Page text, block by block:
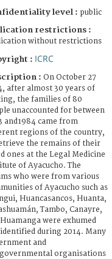
level : public
restrictions :
without restrictions
: ICRC
: On October 27
after almost 30 years of
the families of 80
unaccounted for between
and1984 came from
regions of the country,
the remains of their
ones at the Legal Medicine
of Ayacucho. The
who were from various
of Ayacucho such as
Huancasancos, Huanta,
Tambo, Canayre,
were exhumed
during 2014. Many
and
organisations